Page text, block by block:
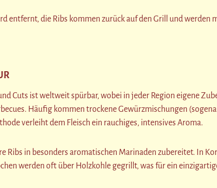
entfernt, die Ribs kommen zurück auf den Grill und
Cuts ist weltweit spürbar, wobei in jeder Region eigene
Häufig kommen trockene Gewürzmischungen
verleiht dem Fleisch ein rauchiges, intensives Aroma.
Ribs in besonders aromatischen Marinaden zubereitet. In
werden oft über Holzkohle gegrillt, was für ein